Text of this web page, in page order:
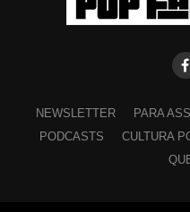
NEWSLETTER PARA
PODCASTS
CULTURA